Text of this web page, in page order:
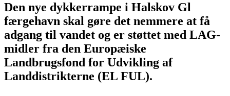
Den nye dykkerrampe i Halskov Gl
færgehavn skal gøre det nemmere at få
adgang til vandet og er støttet med LAG-
midler fra den Europæiske
Landbrugsfond for Udvikling af
Landdistrikterne (EL FUL).